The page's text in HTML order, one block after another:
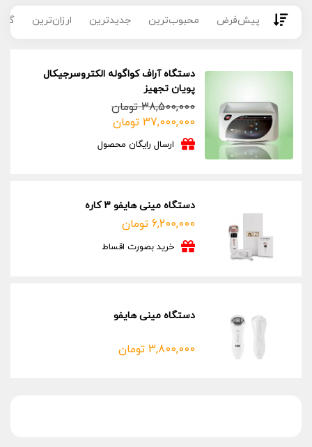
پیش‌فرض محبوب‌ترین جدیدترین ارزان‌ترین
دستگاه آراف کواگوله الکتروسرجیکال
پویان تجهیز
38,500,000 تومان
قیمت
اصلی:
38,500,000 تومان
37,000,000 تومان
قیمت
فعلی:
37,000,000 تومان.
ارسال رایگان محصول
دستگاه مینی هایفو 3 کاره
6,200,000 تومان
خرید بصورت اقساط
دستگاه مینی هایفو
3,800,000 تومان